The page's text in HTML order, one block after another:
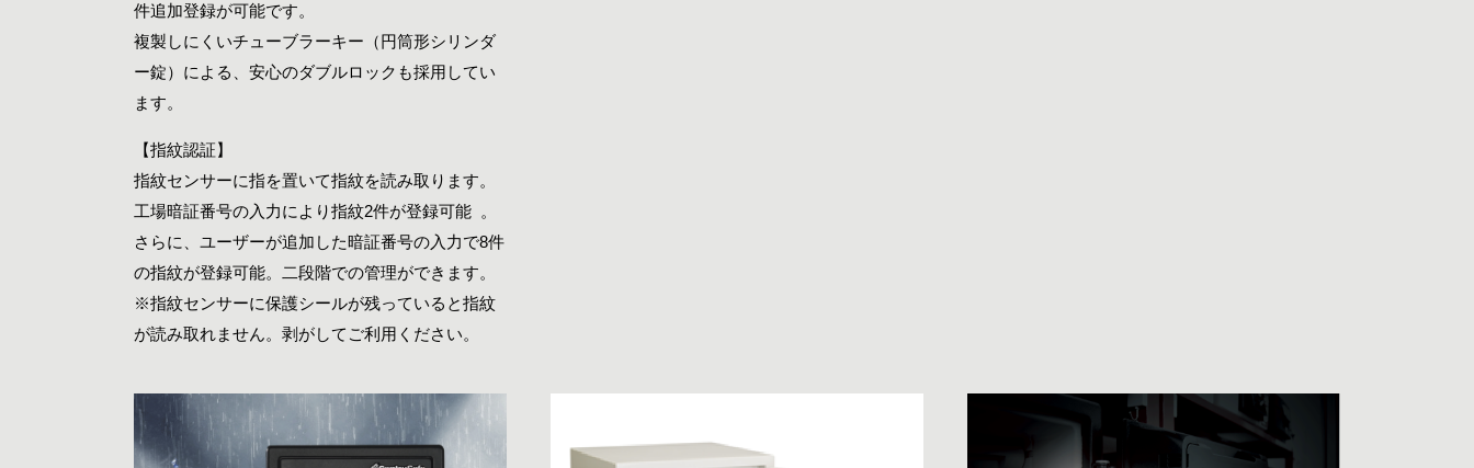
件追加登録が可能です。
複製しにくいチューブラーキー（円筒形シリンダ
ー錠）による、安心のダブルロックも採用してい
ます。
【指紋認証】
指紋センサーに指を置いて指紋を読み取ります。
工場暗証番号の入力により指紋2件が登録可能 。
さらに、ユーザーが追加した暗証番号の入力で8件
の指紋が登録可能。二段階での管理ができます。
※指紋センサーに保護シールが残っていると指紋
が読み取れません。剥がしてご利用ください。